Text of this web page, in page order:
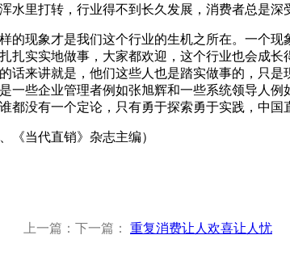
里打转，行业得不到长久发展，消费者总是深
现象才是我们这个行业的生机之所在。一个
实实地做事，大家都欢迎，这个行业也会成
话来讲就是，他们这些人也是踏实做事的，只
些企业管理者例如张旭辉和一些系统领导人
没有一个定论，只有勇于探索勇于实践，中国
当代直销》杂志主编）
上一篇：下一篇： 重复消费让人欢喜让人忧